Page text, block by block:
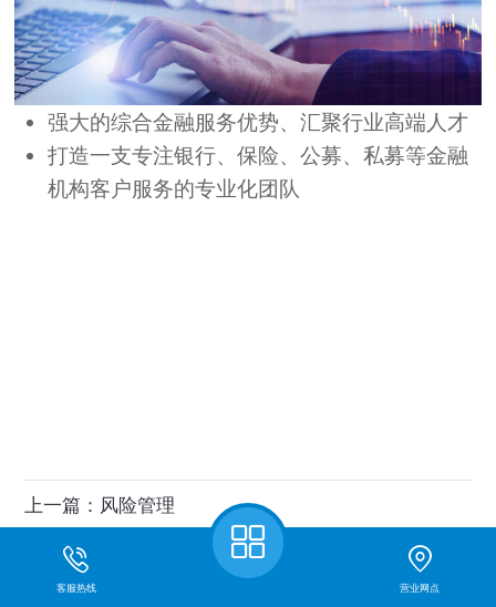
强大的综合金融服务优势、汇聚行业高端人才
打造一支专注银行、保险、公募、私募等金融
机构客户服务的专业化团队
上一篇： 风险管理
下一篇：
客服热线 营业网点